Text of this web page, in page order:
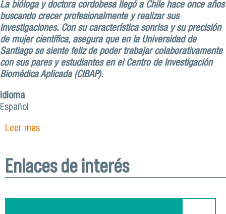
La bióloga y doctora cordobesa llegó a Chile hace once años
buscando crecer profesionalmente y realizar sus
investigaciones. Con su característica sonrisa y su precisión
de mujer científica, asegura que en la Universidad de
Santiago se siente feliz de poder trabajar colaborativamente
con sus pares y estudiantes en el Centro de Investigación
Biomédica Aplicada (CIBAP).
Idioma
Español
Leer mássobre Georgina Renard, docente argentina de la
Enlaces de interés